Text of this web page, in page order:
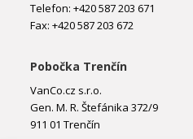
Telefon: +420 587 203 671
Fax: +420 587 203 672
Pobočka Trenčín
VanCo.cz s.r.o.
Gen. M. R. Štefánika 372/9
911 01 Trenčín